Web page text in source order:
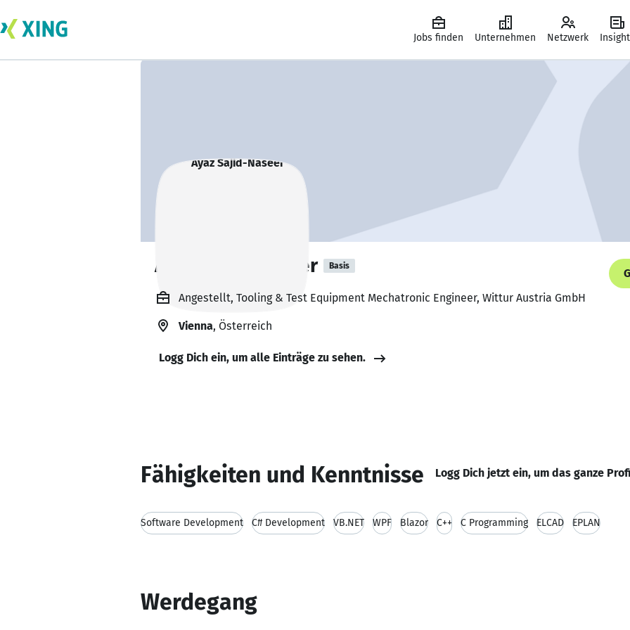
Jobs finden Unternehmen Netzwerk
Ayaz Sajid-Naseer Basis
Angestellt, Tooling & Test Equipment Mechatronic Engineer, Wittur Austria GmbH
Vienna, Österreich
Logg Dich ein, um alle Einträge zu sehen.
Fähigkeiten und Kenntnisse Logg Dich jetzt ein, um das ganze
Software Development C# Development VB.NET WPF Blazor C++ C Programming ELCAD EPLAN
Werdegang